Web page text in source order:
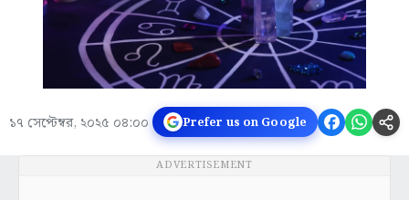
১৭ সেপ্টেম্বর, ২০২৫ ০৪:০০ Prefer us on Google
ADVERTISEMENT